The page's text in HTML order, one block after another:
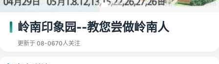
岭南印象园--教您尝做岭南人
更新于 08-0670人关注